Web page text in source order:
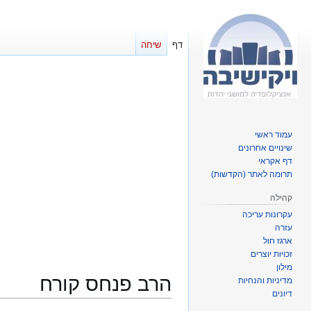
הרב פנחס קורח
דף שיחה
עמוד ראשי
שינויים אחרונים
דף אקראי
תרומה לאתר (הקדשות)
קהילה
עקרונות עריכה
עזרה
ארגז חול
זכויות יוצרים
מילון
מדיניות והנחיות
דיונים